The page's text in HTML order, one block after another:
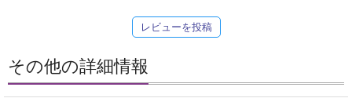
レビューを投稿
その他の詳細情報